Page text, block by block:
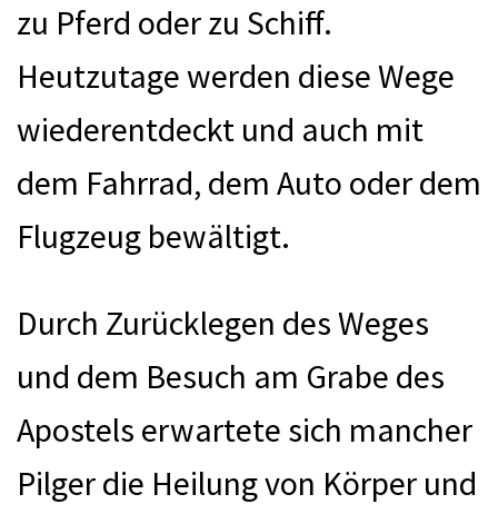
zu Pferd oder zu Schiff.
Heutzutage werden diese Wege
wiederentdeckt und auch mit
dem Fahrrad, dem Auto oder dem
Flugzeug bewältigt.
Durch Zurücklegen des Weges
und dem Besuch am Grabe des
Apostels erwartete sich mancher
Pilger die Heilung von Körper und